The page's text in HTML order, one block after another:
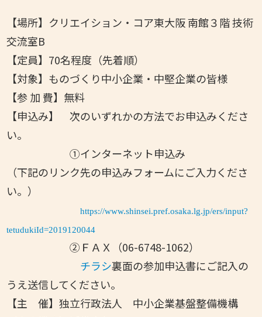
【場所】クリエイション・コア東大阪 南館３階 技術
交流室B
【定員】70名程度（先着順）
【対象】ものづくり中小企業・中堅企業の皆様
【参 加 費】無料
【申込み】 次のいずれかの方法でお申込みくださ
い。
①インターネット申込み
（下記のリンク先の申込みフォームにご入力くださ
い。）
https://www.shinsei.pref.osaka.lg.jp/ers/input?
tetudukiId=2019120044
②ＦＡＸ（06-6748-1062）
チラシ裏面の参加申込書にご記入の
うえ送信してください。
【主 催】独立行政法人 中小企業基盤整備機構